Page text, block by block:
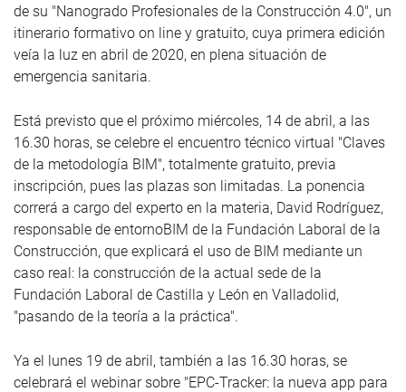
de su "Nanogrado Profesionales de la Construcción 4.0", un
itinerario formativo on line y gratuito, cuya primera edición
veía la luz en abril de 2020, en plena situación de
emergencia sanitaria.
Está previsto que el próximo miércoles, 14 de abril, a las
16.30 horas, se celebre el encuentro técnico virtual "Claves
de la metodología BIM", totalmente gratuito, previa
inscripción, pues las plazas son limitadas. La ponencia
correrá a cargo del experto en la materia, David Rodríguez,
responsable de entornoBIM de la Fundación Laboral de la
Construcción, que explicará el uso de BIM mediante un
caso real: la construcción de la actual sede de la
Fundación Laboral de Castilla y León en Valladolid,
"pasando de la teoría a la práctica".
Ya el lunes 19 de abril, también a las 16.30 horas, se
celebrará el webinar sobre "EPC-Tracker: la nueva app para